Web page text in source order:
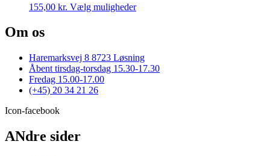
155,00 kr. Vælg mulighederDette
Mulighederne
kan
Om os
Haremarksvej 8 8723 Løsning
Åbent tirsdag-torsdag 15.30-17.30
Fredag 15.00-17.00
(+45) 20 34 21 26
Icon-facebook
ANdre sider